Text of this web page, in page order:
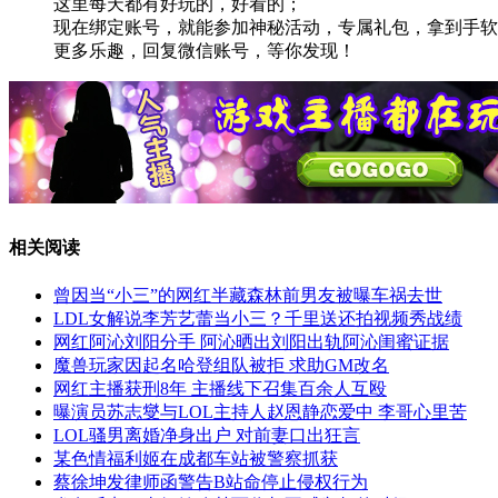
这里每天都有好玩的，好看的；
现在绑定账号，就能参加神秘活动，专属礼包，拿到手
更多乐趣，回复微信账号，等你发现！
相关阅读
曾因当“小三”的网红半藏森林前男友被曝车祸去世
LDL女解说李芳艺蕾当小三？千里送还拍视频秀战绩
网红阿沁刘阳分手 阿沁晒出刘阳出轨阿沁闺蜜证据
魔兽玩家因起名哈登组队被拒 求助GM改名
网红主播获刑8年 主播线下召集百余人互殴
曝演员苏志燮与LOL主持人赵恩静恋爱中 李哥心里苦
LOL骚男离婚净身出户 对前妻口出狂言
某色情福利姬在成都车站被警察抓获
蔡徐坤发律师函警告B站命停止侵权行为